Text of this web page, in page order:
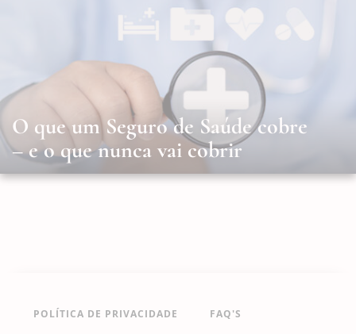
O que um Seguro de Saúde cobre
– e o que nunca vai cobrir
POLÍTICA DE PRIVACIDADE FAQ'S